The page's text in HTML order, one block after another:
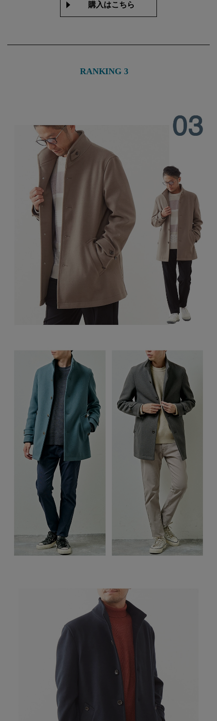
購入はこちら
RANKING 3